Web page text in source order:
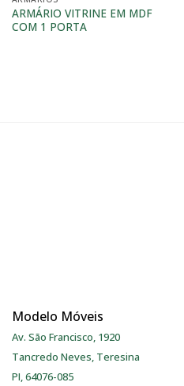
ARMÁRIO VITRINE EM MDF
COM 1 PORTA
Modelo Móveis
Av. São Francisco, 1920
Tancredo Neves, Teresina
PI, 64076-085